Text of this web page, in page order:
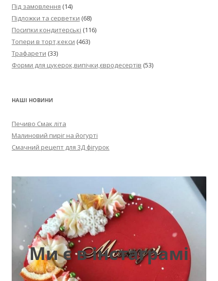
Під замовлення (14)
Підложки та серветки (68)
Посипки кондитерські (116)
Топери в торт,кекси (463)
Трафарети (33)
Форми для цукерок,випічки,євродесертів (53)
НАШІ НОВИНИ
Печиво Смак літа
Малиновий пиріг на йогурті
Смачний рецепт для 3Д фігурок
Ми є в інстаграмі